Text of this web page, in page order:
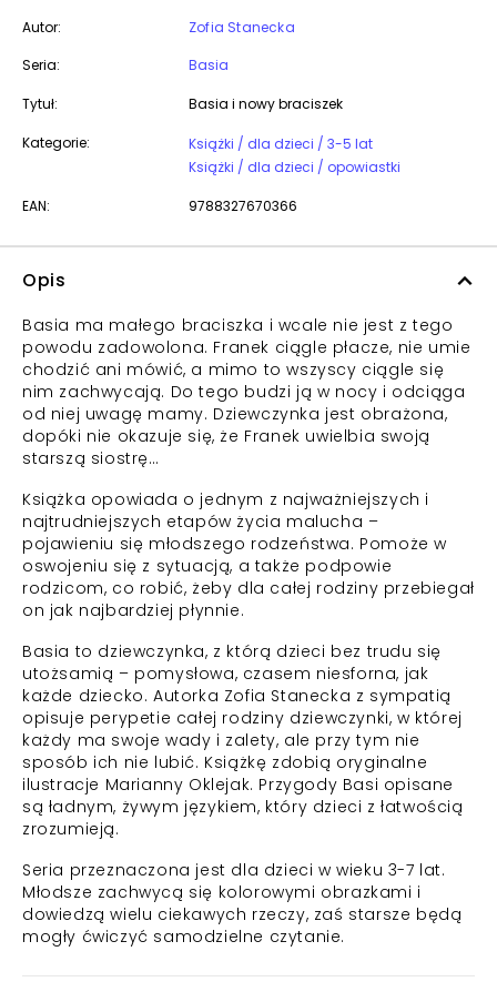
Autor:
Zofia Stanecka
Seria:
Basia
Tytuł: Basia i nowy braciszek
Kategorie:
Książki / dla dzieci / 3-5 lat
Książki / dla dzieci / opowiastki
EAN: 9788327670366
Opis
Basia ma małego braciszka i wcale nie jest z tego
powodu zadowolona. Franek ciągle płacze, nie umie
chodzić ani mówić, a mimo to wszyscy ciągle się
nim zachwycają. Do tego budzi ją w nocy i odciąga
od niej uwagę mamy. Dziewczynka jest obrażona,
dopóki nie okazuje się, że Franek uwielbia swoją
starszą siostrę…
Książka opowiada o jednym z najważniejszych i
najtrudniejszych etapów życia malucha –
pojawieniu się młodszego rodzeństwa. Pomoże w
oswojeniu się z sytuacją, a także podpowie
rodzicom, co robić, żeby dla całej rodziny przebiegał
on jak najbardziej płynnie.
Basia to dziewczynka, z którą dzieci bez trudu się
utożsamią – pomysłowa, czasem niesforna, jak
każde dziecko. Autorka Zofia Stanecka z sympatią
opisuje perypetie całej rodziny dziewczynki, w której
każdy ma swoje wady i zalety, ale przy tym nie
sposób ich nie lubić. Książkę zdobią oryginalne
ilustracje Marianny Oklejak. Przygody Basi opisane
są ładnym, żywym językiem, który dzieci z łatwością
zrozumieją.
Seria przeznaczona jest dla dzieci w wieku 3-7 lat.
Młodsze zachwycą się kolorowymi obrazkami i
dowiedzą wielu ciekawych rzeczy, zaś starsze będą
mogły ćwiczyć samodzielne czytanie.